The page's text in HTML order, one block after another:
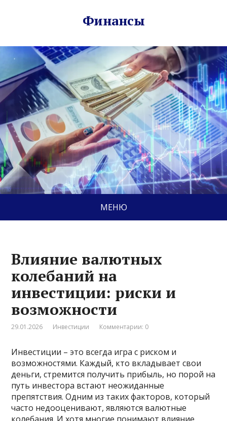
Финансы
МЕНЮ
Влияние валютных
колебаний на
инвестиции: риски и
возможности
29.01.2026 Инвестиции Комментарии: 0
Инвестиции – это всегда игра с риском и
возможностями. Каждый, кто вкладывает свои
деньги, стремится получить прибыль, но порой на
путь инвестора встают неожиданные
препятствия. Одним из таких факторов, который
часто недооценивают, являются валютные